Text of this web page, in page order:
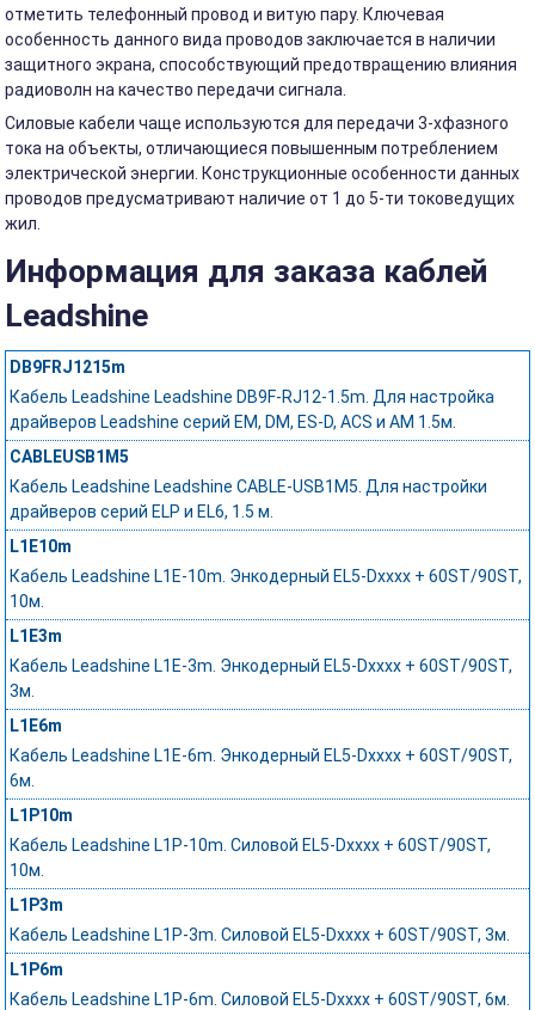
отметить телефонный провод и витую пару. Ключевая
особенность данного вида проводов заключается в наличии
защитного экрана, способствующий предотвращению влияния
радиоволн на качество передачи сигнала.
Силовые кабели чаще используются для передачи 3-хфазного
тока на объекты, отличающиеся повышенным потреблением
электрической энергии. Конструкционные особенности данных
проводов предусматривают наличие от 1 до 5-ти токоведущих
жил.
Информация для заказа каблей
Leadshine
DB9FRJ1215m
Кабель Leadshine Leadshine DB9F-RJ12-1.5m. Для настройка
драйверов Leadshine серий EM, DM, ES-D, ACS и AM 1.5м.
CABLEUSB1M5
Кабель Leadshine Leadshine CABLE-USB1M5. Для настройки
драйверов серий ELP и EL6, 1.5 м.
L1E10m
Кабель Leadshine L1E-10m. Энкодерный EL5-Dxxxx + 60ST/90ST,
10м.
L1E3m
Кабель Leadshine L1E-3m. Энкодерный EL5-Dxxxx + 60ST/90ST,
3м.
L1E6m
Кабель Leadshine L1E-6m. Энкодерный EL5-Dxxxx + 60ST/90ST,
6м.
L1P10m
Кабель Leadshine L1P-10m. Силовой EL5-Dxxxx + 60ST/90ST,
10м.
L1P3m
Кабель Leadshine L1P-3m. Силовой EL5-Dxxxx + 60ST/90ST, 3м.
L1P6m
Кабель Leadshine L1P-6m. Силовой EL5-Dxxxx + 60ST/90ST, 6м.